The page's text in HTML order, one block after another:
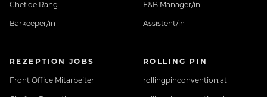
Chef de Rang
Barkeeper/in
F&B Manager/in
Assistent/in
REZEPTION JOBS
Front Office Mitarbeiter
ROLLING PIN
rollingpinconvention.at